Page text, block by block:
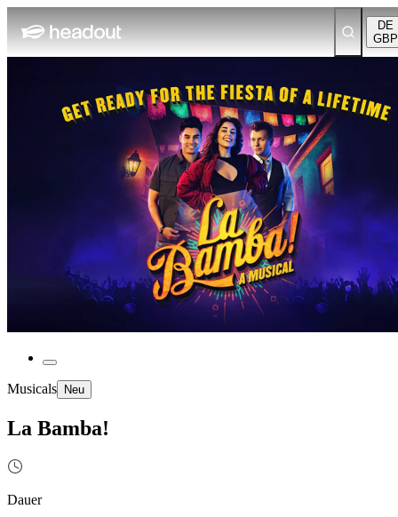
DE
GBP
Musicals Neu
La Bamba!
Dauer